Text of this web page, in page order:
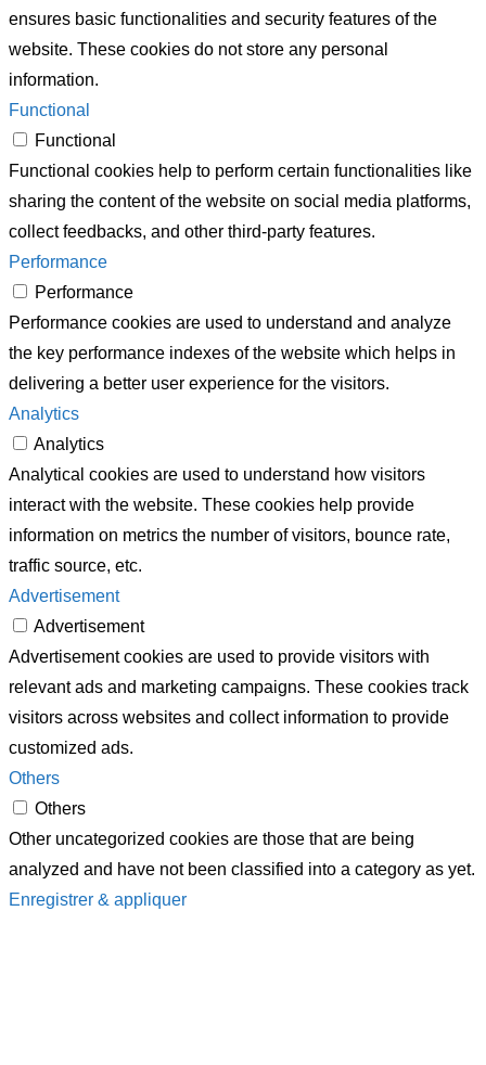
ensures basic functionalities and security features of the
website. These cookies do not store any personal
information.
Functional
Functional
Functional cookies help to perform certain functionalities like
sharing the content of the website on social media platforms,
collect feedbacks, and other third-party features.
Performance
Performance
Performance cookies are used to understand and analyze
the key performance indexes of the website which helps in
delivering a better user experience for the visitors.
Analytics
Analytics
Analytical cookies are used to understand how visitors
interact with the website. These cookies help provide
information on metrics the number of visitors, bounce rate,
traffic source, etc.
Advertisement
Advertisement
Advertisement cookies are used to provide visitors with
relevant ads and marketing campaigns. These cookies track
visitors across websites and collect information to provide
customized ads.
Others
Others
Other uncategorized cookies are those that are being
analyzed and have not been classified into a category as yet.
Enregistrer & appliquer